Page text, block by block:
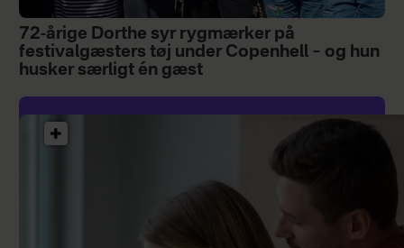
72-årige Dorthe syr rygmærker på
festivalgæsters tøj under Copenhell – og hun
husker særligt én gæst